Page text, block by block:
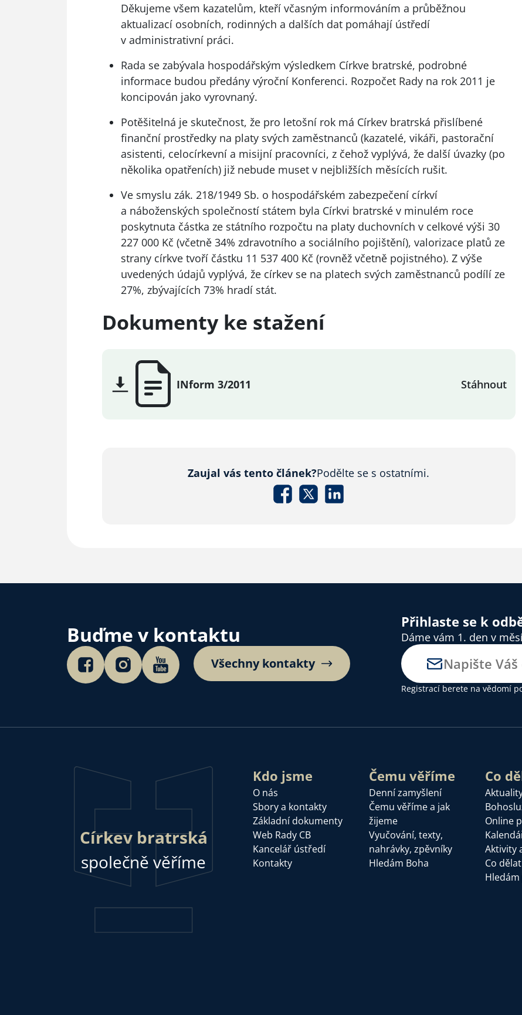
Děkujeme všem kazatelům, kteří včasným informováním a průběžnou
aktualizací osobních, rodinných a dalších dat pomáhají ústředí
v administrativní práci.
Rada se zabývala hospodářským výsledkem Církve bratrské, podrobné
informace budou předány výroční Konferenci. Rozpočet Rady na rok 2011 je
koncipován jako vyrovnaný.
Potěšitelná je skutečnost, že pro letošní rok má Církev bratrská přislíbené
finanční prostředky na platy svých zaměstnanců (kazatelé, vikáři, pastorační
asistenti, celocírkevní a misijní pracovníci, z čehož vyplývá, že další úvazky (po
několika opatřeních) již nebude muset v nejbližších měsících rušit.
Ve smyslu zák. 218/1949 Sb. o hospodářském zabezpečení církví
a náboženských společností státem byla Církvi bratrské v minulém roce
poskytnuta částka ze státního rozpočtu na platy duchovních v celkové výši 30
227 000 Kč (včetně 34% zdravotního a sociálního pojištění), valorizace platů ze
strany církve tvoří částku 11 537 400 Kč (rovněž včetně pojistného). Z výše
uvedených údajů vyplývá, že církev se na platech svých zaměstnanců podílí ze
27%, zbývajících 73% hradí stát.
Dokumenty ke stažení
INform 3/2011 Stáhnout
Zaujal vás tento článek?Podělte se s ostatními.
Buďme v kontaktu
Všechny kontakty
Přihlaste se k
Dáme vám 1. den v
Registrací berete na vědomí
Církev bratrská
společně věříme
Kdo jsme
O nás
Sbory a kontakty
Základní dokumenty
Web Rady CB
Kancelář ústředí
Kontakty
Čemu věříme
Denní zamyšlení
Čemu věříme a jak
žijeme
Vyučování, texty,
nahrávky, zpěvníky
Hledám Boha
Co
Online
Aktivity
Co